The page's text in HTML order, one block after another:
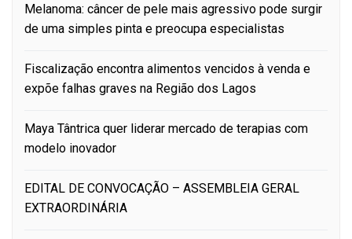
Melanoma: câncer de pele mais agressivo pode surgir
de uma simples pinta e preocupa especialistas
Fiscalização encontra alimentos vencidos à venda e
expõe falhas graves na Região dos Lagos
Maya Tântrica quer liderar mercado de terapias com
modelo inovador
EDITAL DE CONVOCAÇÃO – ASSEMBLEIA GERAL
EXTRAORDINÁRIA